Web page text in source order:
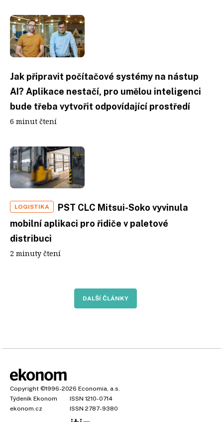
Jak připravit počítačové systémy na nástup
AI? Aplikace nestačí, pro umělou inteligenci
bude třeba vytvořit odpovídající prostředí
6 minut čtení
LOGISTIKA
PST CLC Mitsui-Soko vyvinula
mobilní aplikaci pro řidiče v paletové
distribuci
2 minuty čtení
DALŠÍ ČLÁNKY
Copyright ©1996-2026 Economia, a.s.
Týdeník Ekonom
ISSN 1210-0714
ekonom.cz
ISSN 2787-9380